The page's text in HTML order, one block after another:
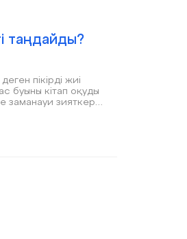
таңдайды?
пікірді жиі
буыны кітап оқуды
заманауи зияткер
#Bookstagram
толтырып, түрлі